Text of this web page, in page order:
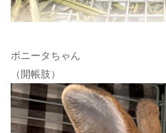
ボニータちゃん
（開帳肢）